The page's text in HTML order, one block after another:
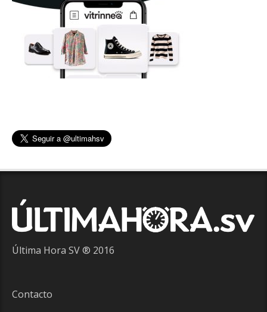
Última Hora SV ® 2016
Contacto